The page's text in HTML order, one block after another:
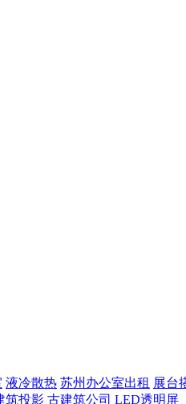
液冷散热 苏州办公室出租 展台
筑投影 古建筑公司 LED透明屏